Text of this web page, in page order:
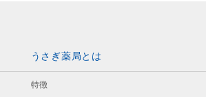
うさぎ薬局とは
特徴